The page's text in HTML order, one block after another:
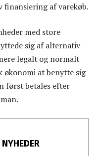
af varekøb.
med store
sig af alternativ
legalt og normalt
økonomi at benytte sig
først betales efter